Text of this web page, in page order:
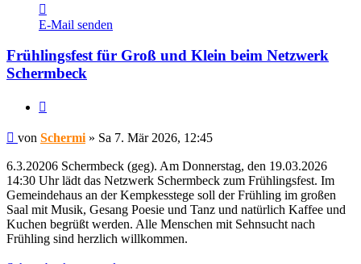
von
Schermi
E-Mail senden
Frühlingsfest für Groß und Klein beim Netzwerk
Schermbeck
Beitrag
von Schermi » Sa 7. Mär 2026, 12:45
6.3.20206 Schermbeck (geg). Am Donnerstag, den 19.03.2026
14:30 Uhr lädt das Netzwerk Schermbeck zum Frühlingsfest. Im
Gemeindehaus an der Kempkesstege soll der Frühling im großen
Saal mit Musik, Gesang Poesie und Tanz und natürlich Kaffee und
Kuchen begrüßt werden. Alle Menschen mit Sehnsucht nach
Frühling sind herzlich willkommen.